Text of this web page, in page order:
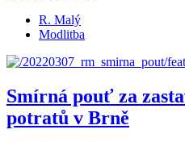
R. Malý
Modlitba
Smírná pouť za
potratů v Brně